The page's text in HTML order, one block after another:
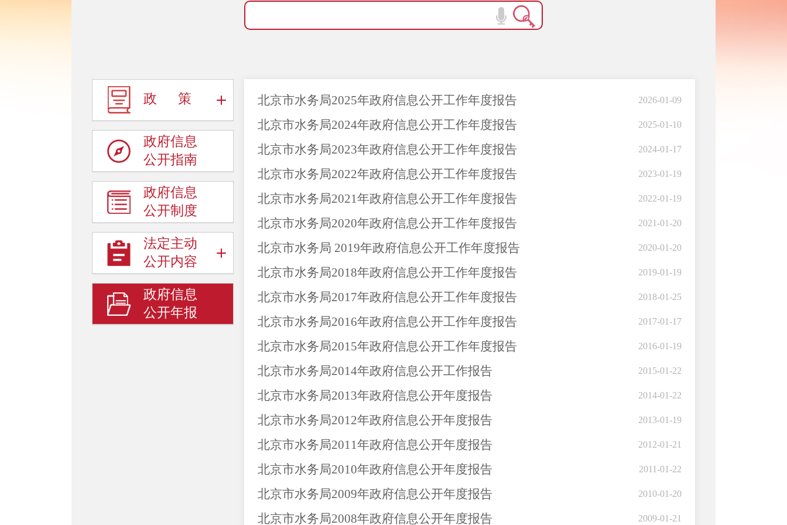
政 策
政府信息
公开指南
政府信息
公开制度
法定主动
公开内容
政府信息
公开年报
北京市水务局2025年政府信息公开工作年度报告 2026-01-09
北京市水务局2024年政府信息公开工作年度报告 2025-01-10
北京市水务局2023年政府信息公开工作年度报告 2024-01-17
北京市水务局2022年政府信息公开工作年度报告 2023-01-19
北京市水务局2021年政府信息公开工作年度报告 2022-01-19
北京市水务局2020年政府信息公开工作年度报告 2021-01-20
北京市水务局 2019年政府信息公开工作年度报告 2020-01-20
北京市水务局2018年政府信息公开工作年度报告 2019-01-19
北京市水务局2017年政府信息公开工作年度报告 2018-01-25
北京市水务局2016年政府信息公开工作年度报告 2017-01-17
北京市水务局2015年政府信息公开工作年度报告 2016-01-19
北京市水务局2014年政府信息公开工作报告 2015-01-22
北京市水务局2013年政府信息公开年度报告 2014-01-22
北京市水务局2012年政府信息公开年度报告 2013-01-19
北京市水务局2011年政府信息公开年度报告 2012-01-21
北京市水务局2010年政府信息公开年度报告 2011-01-22
北京市水务局2009年政府信息公开年度报告 2010-01-20
北京市水务局2008年政府信息公开年度报告 2009-01-21